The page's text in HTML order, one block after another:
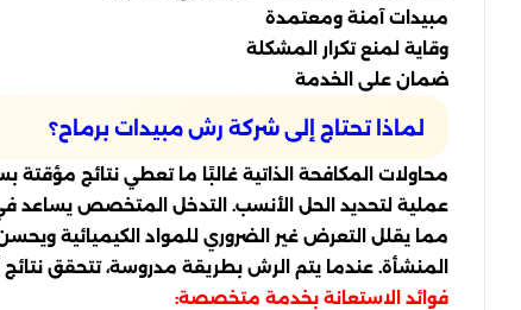
مبيدات آمنة ومعتمدة
وقاية لمنع تكرار المشكلة
ضمان على الخدمة
لماذا تحتاج إلى شركة رش مبيدات برماح؟
محاولات المكافحة الذاتية غالبًا ما تعطي نتائج
عملية لتحديد الحل الأنسب. التدخل المتخصص يساعد
مما يقلل التعرض غير الضروري للمواد الكيميائية
المنشأة. عندما يتم الرش بطريقة مدروسة، تتحقق نتائج
فوائد الاستعانة بخدمة متخصصة: